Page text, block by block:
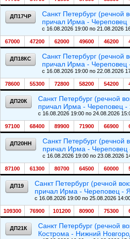
ДП17ЧР
Санкт Петербург (речной
причал Ирма - Череповец
c 16.08.2026 19:00 по 21.08.2026
67000 47200 62000 49600 46200
ДП18КС
Санкт Петербург (речной
причал Ирма - Череповец
c 16.08.2026 19:00 по 22.08.2026
78600 55300 72800 58200 54200
ДП20К
Санкт Петербург (речной
причал Ирма - Череповец -
c 16.08.2026 19:00 по 24.08.2026
97100 68400 89900 71900 66900
ДП20НН
Санкт Петербург (речной
причал Ирма - Череповец
c 16.08.2026 19:00 по 23.08.2026
87100 61300 80700 64500 60000
ДП19
Санкт Петербург (речной
причал Ирма - Череповец -
c 16.08.2026 19:00 по 25.08.2026
109300 76900 101200 80900 75300
ДП21К
Санкт Петербург (речной
Кострома - Нижний